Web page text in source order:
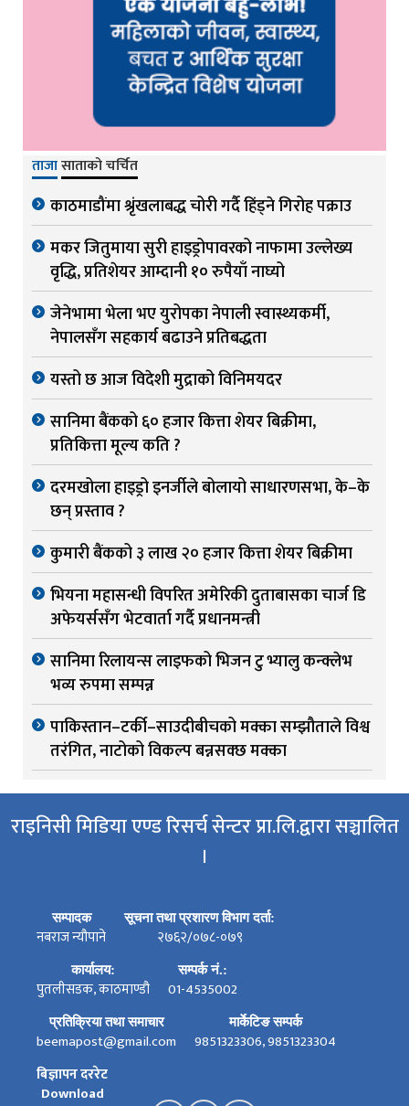
ताजासाताको चर्चित
काठमाडौंमा श्रृंखलाबद्ध चोरी गर्दै हिंड्ने गिरोह पक्राउ
मकर जितुमाया सुरी हाइड्रोपावरको नाफामा उल्लेख्य
वृद्धि, प्रतिशेयर आम्दानी १० रुपैयाँ नाघ्यो
जेनेभामा भेला भए युरोपका नेपाली स्वास्थ्यकर्मी,
नेपालसँग सहकार्य बढाउने प्रतिबद्धता
यस्तो छ आज विदेशी मुद्राको विनिमयदर
सानिमा बैंकको ६० हजार कित्ता शेयर बिक्रीमा,
प्रतिकित्ता मूल्य कति ?
दरमखोला हाइड्रो इनर्जीले बोलायो साधारणसभा, के–के
छन् प्रस्ताव ?
कुमारी बैंकको ३ लाख २० हजार कित्ता शेयर बिक्रीमा
भियना महासन्धी विपरित अमेरिकी दुताबासका चार्ज डि
अफेयर्ससँग भेटवार्ता गर्दै प्रधानमन्त्री
सानिमा रिलायन्स लाइफको भिजन टु भ्यालु कन्क्लेभ
भव्य रुपमा सम्पन्न
पाकिस्तान–टर्की–साउदीबीचको मक्का सम्झौताले विश्व
तरंगित, नाटोको विकल्प बन्नसक्छ मक्का
राइनिसी मिडिया एण्ड रिसर्च सेन्टर प्रा.लि.द्वारा सञ्चालित
।
सम्पादक
नबराज न्यौपाने
सूचना तथा प्रशारण विभाग दर्ता:
२७६२/०७८-०७९
कार्यालय:
पुतलीसडक, काठमाण्डौ
सम्पर्क नं.:
01-4535002
प्रतिक्रिया तथा समाचार
beemapost@gmail.com
मार्केटिङ सम्पर्क
9851323306, 9851323304
बिज्ञापन दररेट
Download